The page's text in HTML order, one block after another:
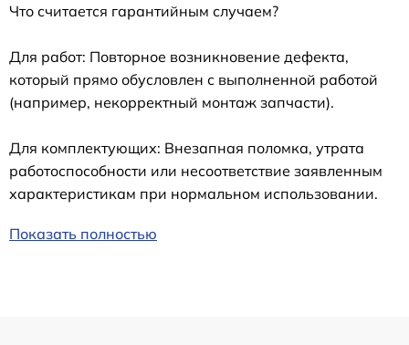
Что считается гарантийным случаем?
Для работ: Повторное возникновение дефекта,
который прямо обусловлен с выполненной работой
(например, некорректный монтаж запчасти).
Для комплектующих: Внезапная поломка, утрата
работоспособности или несоответствие заявленным
характеристикам при нормальном использовании.
Показать полностью